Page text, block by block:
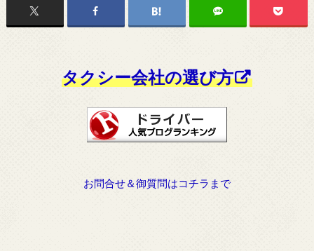
タクシー会社の選び方
お問合せ＆御質問はコチラまで